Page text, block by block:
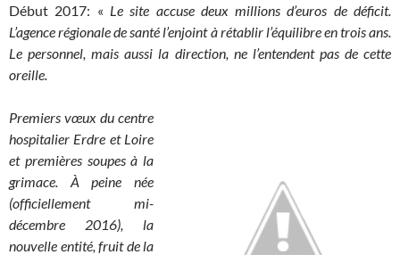
Début 2017: « Le site accuse deux millions d’euros de déficit.
L’agence régionale de santé l’enjoint à rétablir l’équilibre en trois ans.
Le personnel, mais aussi la direction, ne l’entendent pas de cette
oreille.
Premiers vœux du centre
hospitalier Erdre et Loire
et premières soupes à la
grimace. À peine née
(officiellement mi-
décembre 2016), la
nouvelle entité, fruit de la